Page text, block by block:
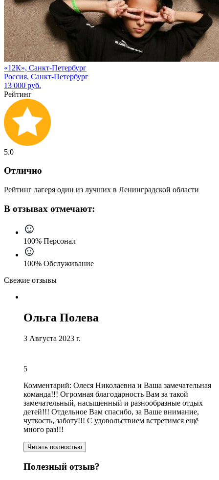
«12К», Санкт-Петербург
Россия, Санкт-Петербург
13 000 руб.
Рейтинг
5.0
Отлично
Рейтинг лагеря один из лучших в Ленинградской области
В отзывах отмечают:
100% Персонал
100% Обслуживание
Свежие отзывы
Ольга Полева
3 Августа 2023 г.
5
Комментарий: Олеся Николаевна и Ваша замечательная
команда!!! Огромная благодарность Вам за такой
замечательный, насыщенный и разнообразные отдых
детей!!! Отдельное Вам спасибо, за Ваше внимание,
чуткость, заботу!!! С удовольствием встретимся ещё
много раз!!!
Читать полностью
Полезный отзыв?